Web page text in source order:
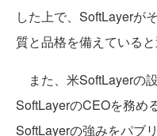
した上で、SoftLayerが
質と品格を備えていると
また、米SoftLayerの
SoftLayerのCEOを務め
SoftLayerの強みをパブ